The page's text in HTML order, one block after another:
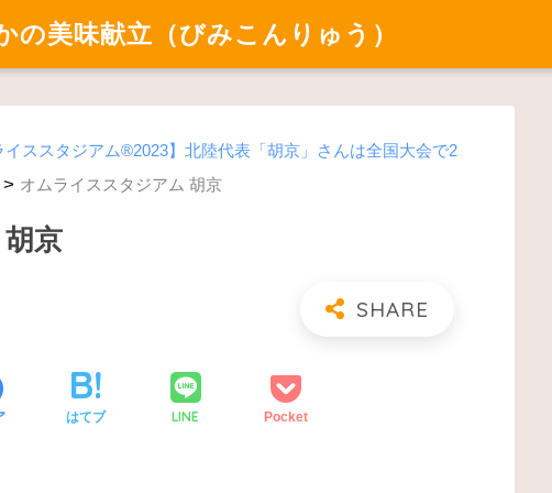
美味献立（びみこんりゅう）
イススタジアム®2023】北陸代表「胡京」さんは全国大会で2
> オムライススタジアム 胡京
京
はてブ LINE Pocket